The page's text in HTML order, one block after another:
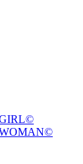
WOMAN©